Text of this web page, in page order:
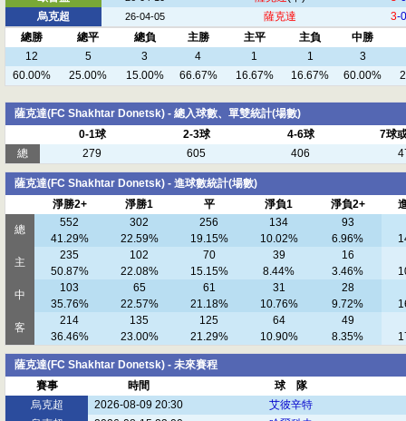
烏克超
26-04-05 薩克達 3-0
總勝
總平 總負 主勝 主平 主負
中勝
12
5 3 4 1 1
3
60.00%
25.00% 15.00% 66.67% 16.67% 16.67% 60.00%
薩克達(FC Shakhtar Donetsk) - 總入球數、單雙統計(場數)
0-1球
2-3球 4-6球
7球
總
279 605 406
薩克達(FC Shakhtar Donetsk) - 進球數統計(場數)
淨勝2+
淨勝1 平 淨負1 淨負2+
總
552 302 256 134
93
41.29%
22.59% 19.15% 10.02% 6.96%
主
235 102 70 39
16
50.87%
22.08% 15.15% 8.44% 3.46%
中
103 65 61 31
28
35.76%
22.57% 21.18% 10.76% 9.72%
客
214 135 125 64
49
36.46%
23.00% 21.29% 10.90% 8.35%
薩克達(FC Shakhtar Donetsk) - 未來賽程
賽事
時間
球 隊
烏克超
2026-08-09 20:30
艾彼辛特